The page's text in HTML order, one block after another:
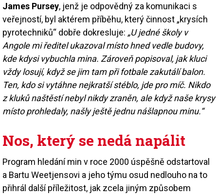
James Pursey, jenž je odpovědný za komunikaci s
veřejností, byl aktérem příběhu, který činnost „krysích
pyrotechniků“ dobře dokresluje: „U jedné školy v
Angole mi ředitel ukazoval místo hned vedle budovy,
kde kdysi vybuchla mina. Zároveň popisoval, jak kluci
vždy losují, když se jim tam při fotbale zakutálí balon.
Ten, kdo si vytáhne nejkratší stéblo, jde pro míč. Nikdo
z kluků naštěstí nebyl nikdy zraněn, ale když naše krysy
místo prohledaly, našly ještě jednu nášlapnou minu.“
Nos, který se nedá napálit
Program hledání min v roce 2000 úspěšně odstartoval
a Bartu Weetjensovi a jeho týmu osud nedlouho na to
přihrál další příležitost, jak zcela jiným způsobem